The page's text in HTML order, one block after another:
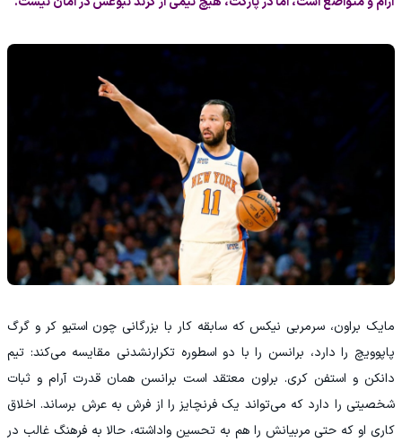
مایک براون، سرمربی نیکس که سابقه کار با بزرگانی چون استیو کر و گرگ
پاپوویچ را دارد، برانسن را با دو اسطوره تکرارنشدنی مقایسه می‌کند: تیم
دانکن و استفن کری. براون معتقد است برانسن همان قدرت آرام و ثبات
شخصیتی را دارد که می‌تواند یک فرنچایز را از فرش به عرش برساند. اخلاق
کاری او که حتی مربیانش را هم به تحسین واداشته، حالا به فرهنگ غالب در